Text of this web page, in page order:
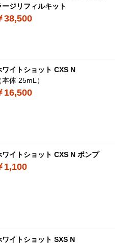
ージリフィルキット
38,500
ワイトショット CXS N
本体 25mL）
16,500
ワイトショット CXS N ポンプ
1,100
ワイトショット SXS N